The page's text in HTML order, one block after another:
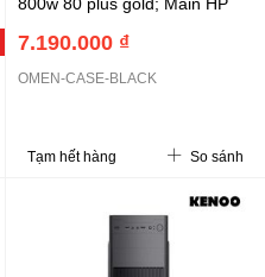
OMEN 240mm)
7.190.000 ₫
OMEN-CASE-BLACK
Tạm hết hàng So sánh